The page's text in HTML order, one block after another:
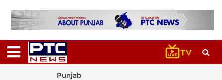
Punjab